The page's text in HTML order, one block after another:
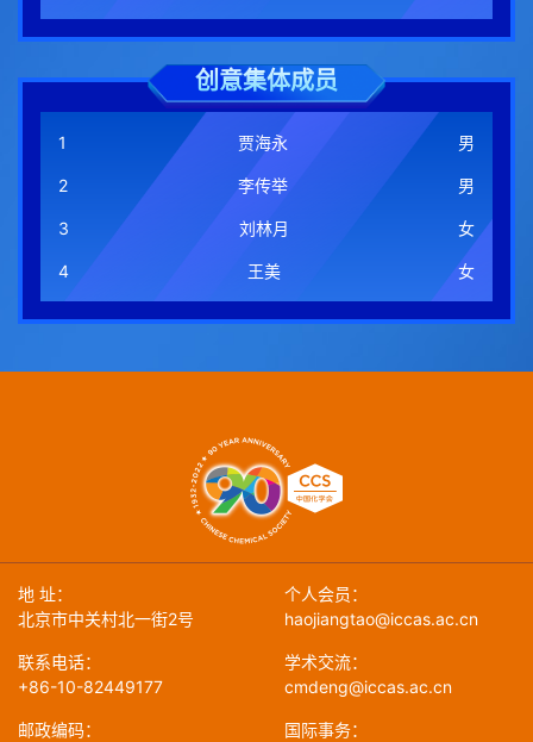
创意集体成员
1 贾海永 男
2 李传举 男
3 刘林月 女
4 王美 女
地 址：
北京市中关村北一街2号
联系电话：
+86-10-82449177
邮政编码：
个人会员：
haojiangtao@iccas.ac.cn
学术交流：
cmdeng@iccas.ac.cn
国际事务：